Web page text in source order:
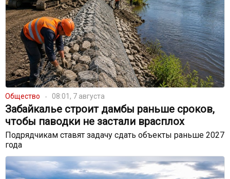
Общество 08:01, 7 августа
Забайкалье строит дамбы раньше сроков,
чтобы паводки не застали врасплох
Подрядчикам ставят задачу сдать объекты раньше 2027
года